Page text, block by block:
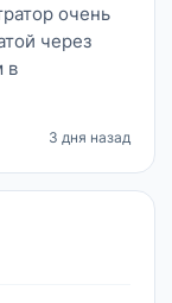
очень
через
в
3 дня назад